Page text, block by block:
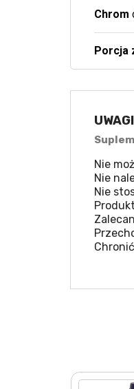
Chrom
Porcja
UWAGI
Nie
Nie
Nie